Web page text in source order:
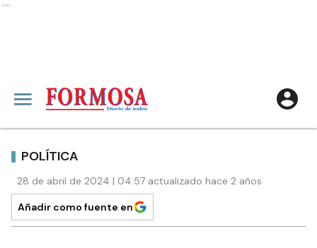
Ads
POLÍTICA
28 de abril de 2024 | 04:57 actualizado hace 2 años
Añadir como fuente en